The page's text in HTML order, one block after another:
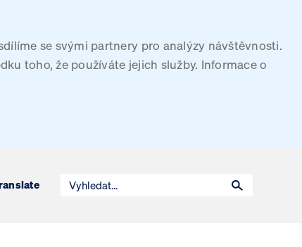
se svými partnery pro analýzy návštěvnosti.
toho, že používáte jejich služby. Informace o